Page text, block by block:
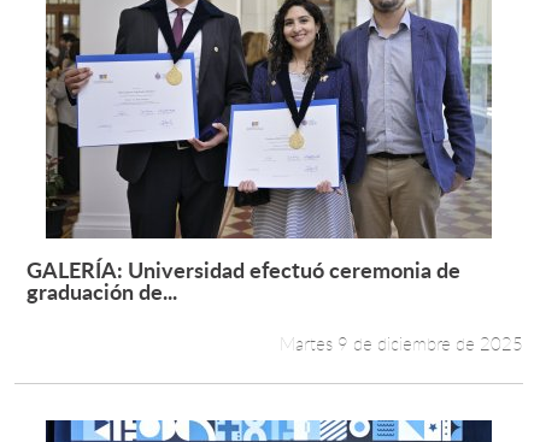
Leer más +
GALERÍA: Universidad efectuó ceremonia de
graduación de...
Martes 9 de diciembre de 2025